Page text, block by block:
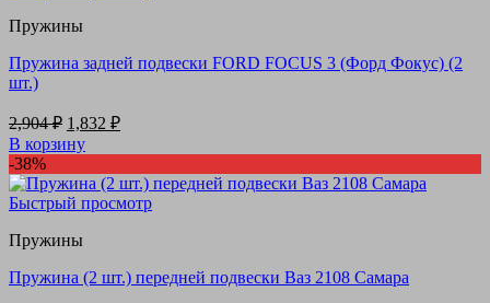
Пружины
Пружина задней подвески FORD FOCUS 3 (Форд Фокус) (2
шт.)
2,904₽ Первоначальная
цена
составляла
2,904 ₽.
1,832 ₽Текущая
В корзину
-38%
Быстрый просмотр
Пружины
Пружина (2 шт.) передней подвески Ваз 2108 Самара